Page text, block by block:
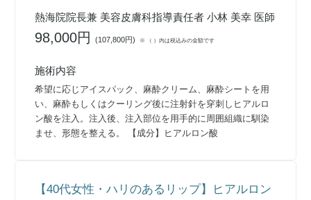
熱海院院長兼 美容皮膚科指導責任者 小林 美幸 医師
98,000円(107,800円) ※ （ ）内は税込みの金額です
施術内容
希望に応じアイスパック、麻酔クリーム、麻酔シートを用
い、麻酔もしくはクーリング後に注射針を穿刺しヒアルロ
ン酸を注入。注入後、注入部位を用手的に周囲組織に馴染
ませ、形態を整える。 【成分】ヒアルロン酸
【40代女性・ハリのあるリップ】ヒアルロン